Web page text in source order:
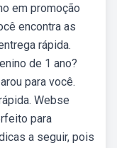
em promoção
encontra as
rápida.
de 1 ano?
para você.
Webse
para
a seguir, pois